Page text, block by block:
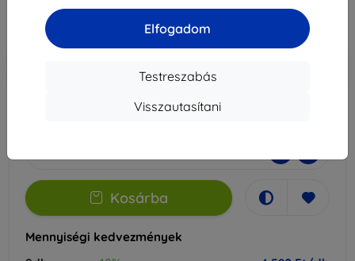
Elfogadom
Testreszabás
Visszautasítani
Ár ÁFA nelkül
Kosárba
Mennyiségi kedvezmények